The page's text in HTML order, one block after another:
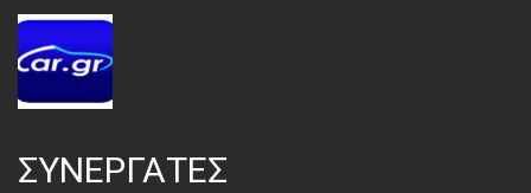
ΣΥΝΕΡΓΑΤΕΣ